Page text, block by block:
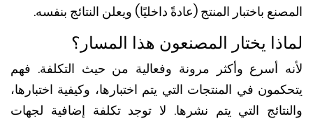
باختبار المنتج (عادةً داخليًا) ويعلن النتائج بنفسه.
يختار المصنعون هذا المسار؟
أسرع وأكثر مرونة وفعالية من حيث التكلفة. فهم
في المنتجات التي يتم اختبارها، وكيفية اختبارها،
التي يتم نشرها. لا توجد تكلفة إضافية لجهات